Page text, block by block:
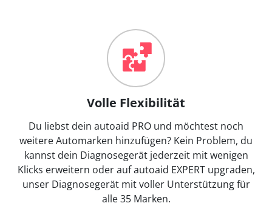
Volle Flexibilität
Du liebst dein autoaid PRO und möchtest noch
weitere Automarken hinzufügen? Kein Problem, du
kannst dein Diagnosegerät jederzeit mit wenigen
Klicks erweitern oder auf autoaid EXPERT upgraden,
unser Diagnosegerät mit voller Unterstützung für
alle 35 Marken.